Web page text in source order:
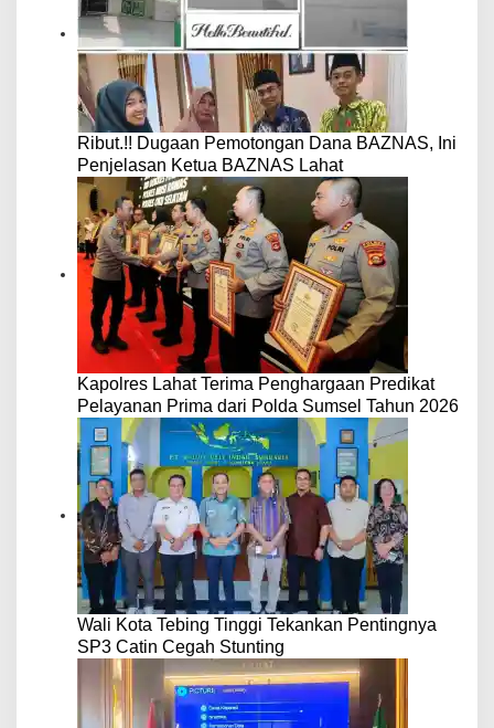
Ribut.!! Dugaan Pemotongan Dana BAZNAS, Ini
Penjelasan Ketua BAZNAS Lahat
Kapolres Lahat Terima Penghargaan Predikat
Pelayanan Prima dari Polda Sumsel Tahun 2026
Wali Kota Tebing Tinggi Tekankan Pentingnya
SP3 Catin Cegah Stunting